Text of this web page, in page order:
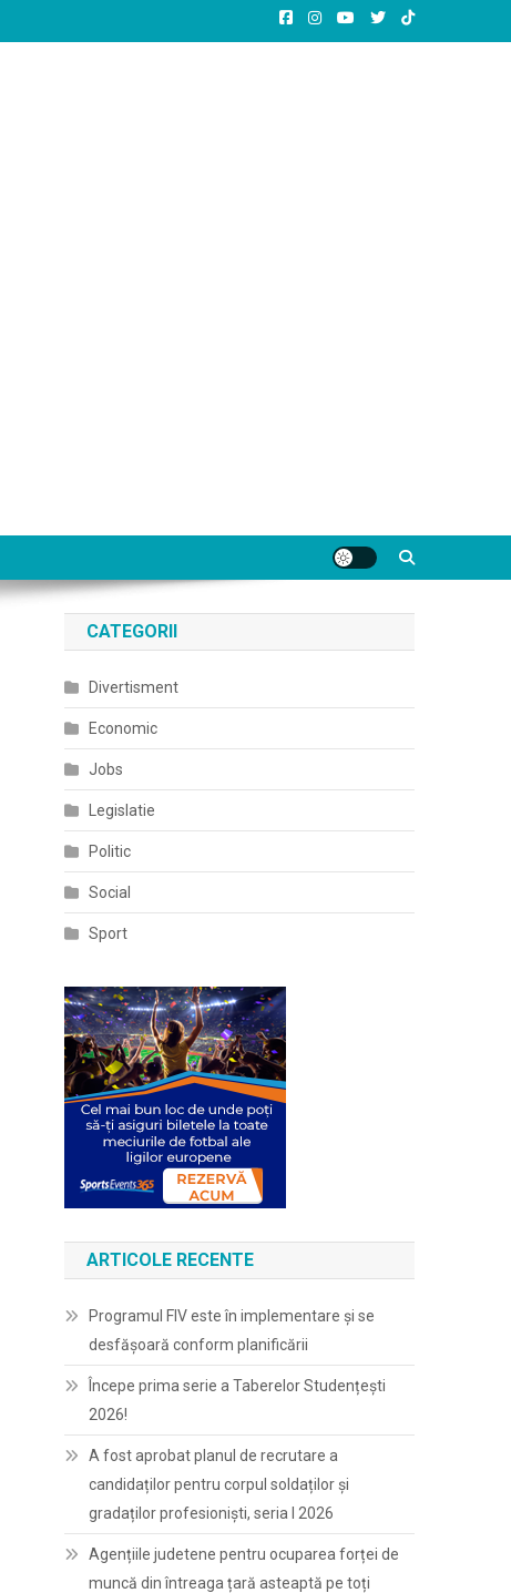
CATEGORII
Divertisment
Economic
Jobs
Legislatie
Politic
Social
Sport
ARTICOLE RECENTE
Programul FIV este în implementare și se
desfășoară conform planificării
Începe prima serie a Taberelor Studențești
2026!
A fost aprobat planul de recrutare a
candidaților pentru corpul soldaților și
gradaților profesioniști, seria I 2026
Agențiile judetene pentru ocuparea forței de
muncă din întreaga țară asteaptă pe toți